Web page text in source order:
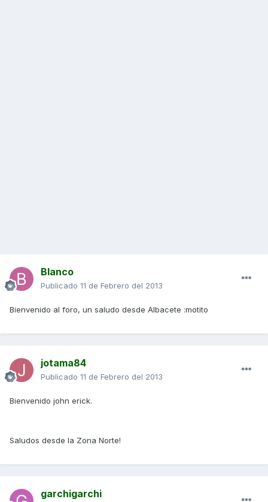
Blanco
Publicado 11 de Febrero del 2013
Bienvenido al foro, un saludo desde Albacete :motito
jotama84
Publicado 11 de Febrero del 2013
Bienvenido john erick.
Saludos desde la Zona Norte!
garchigarchi